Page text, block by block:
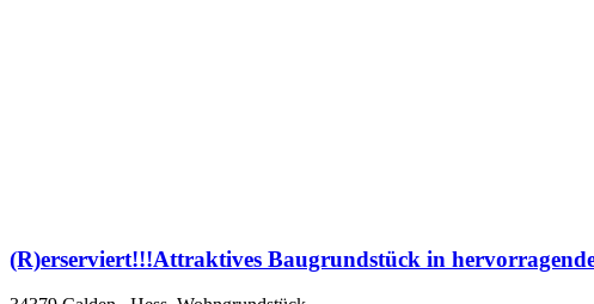
(R)erserviert!!!Attraktives Baugrundstück in